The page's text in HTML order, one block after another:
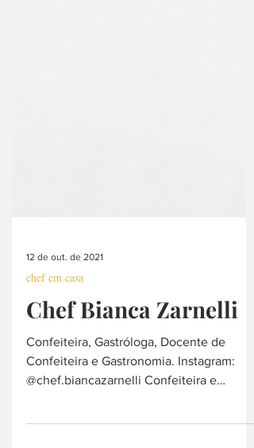
12 de out. de 2021
chef em casa
Chef Bianca Zarnelli
Confeiteira, Gastróloga, Docente de
@chef.biancazarnelli Confeiteira e